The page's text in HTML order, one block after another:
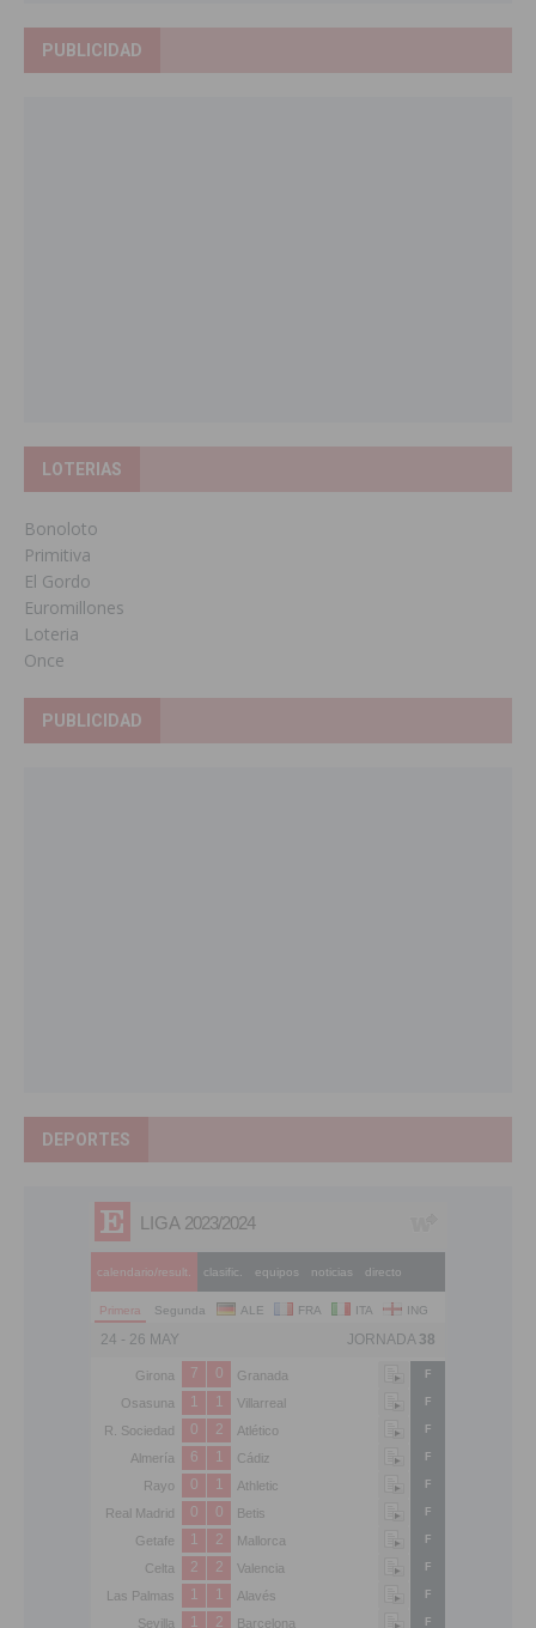
PUBLICIDAD
LOTERIAS
Bonoloto
Primitiva
El Gordo
Euromillones
Loteria
Once
PUBLICIDAD
DEPORTES